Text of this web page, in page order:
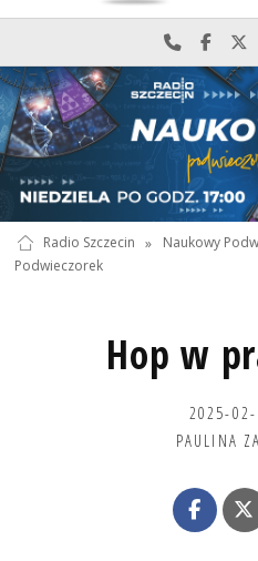
Najlepiej
Radio Szczecin » Naukowy
Podwieczorek
Hop w
2025-
PAULINA